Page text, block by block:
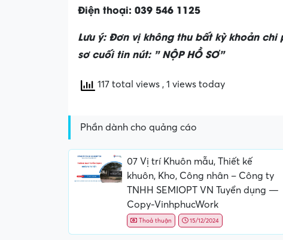
Điện thoại: 039 546 1125
Lưu ý: Đơn vị không thu bất kỳ khoản
sơ cuối tin nút: ” NỘP HỒ SƠ”
117 total views , 1 views today
Phần dành cho quảng cáo
07 Vị trí Khuôn mẫu, Thiết kế
khuôn, Kho, Công nhân – Công ty
TNHH SEMIOPT VN Tuyển dụng —
Copy-VinhphucWork
Thoả thuận 15/12/2024